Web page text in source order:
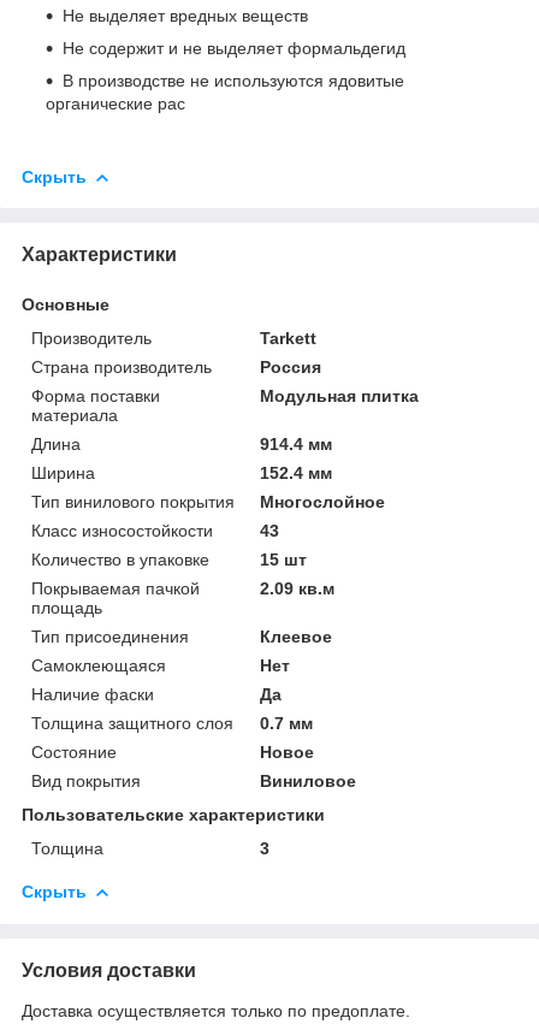
Не выделяет вредных веществ
Не содержит и не выделяет формальдегид
В производстве не используются ядовитые
органические рас
Скрыть
Характеристики
Основные
Производитель
Tarkett
Страна производитель
Россия
Форма поставки
материала
Модульная плитка
Длина
914.4 мм
Ширина
152.4 мм
Тип винилового покрытия
Многослойное
Класс износостойкости
43
Количество в упаковке
15 шт
Покрываемая пачкой
площадь
2.09 кв.м
Тип присоединения
Клеевое
Самоклеющаяся
Нет
Наличие фаски
Да
Толщина защитного слоя
0.7 мм
Состояние
Новое
Вид покрытия
Виниловое
Пользовательские характеристики
Толщина
3
Скрыть
Условия доставки
Доставка осуществляется только по предоплате.